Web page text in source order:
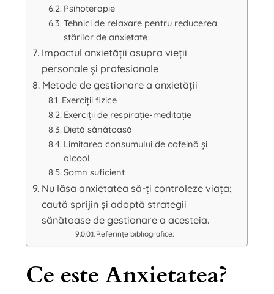
Psihoterapie
Tehnici de relaxare pentru reducerea
stărilor de anxietate
Impactul anxietății asupra vieții
personale și profesionale
Metode de gestionare a anxietății
Exerciții fizice
Exerciții de respirație-meditație
Dietă sănătoasă
Limitarea consumului de cofeină și
alcool
Somn suficient
Nu lăsa anxietatea să-ți controleze viața;
caută sprijin și adoptă strategii
sănătoase de gestionare a acesteia.
Referințe bibliografice:
Ce este Anxietatea?